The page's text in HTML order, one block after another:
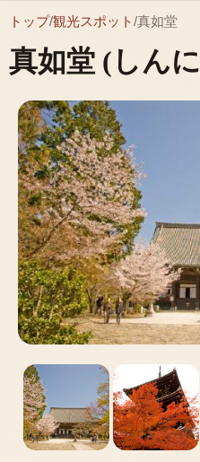
トップ/観光スポット/真如堂
真如堂 (しん